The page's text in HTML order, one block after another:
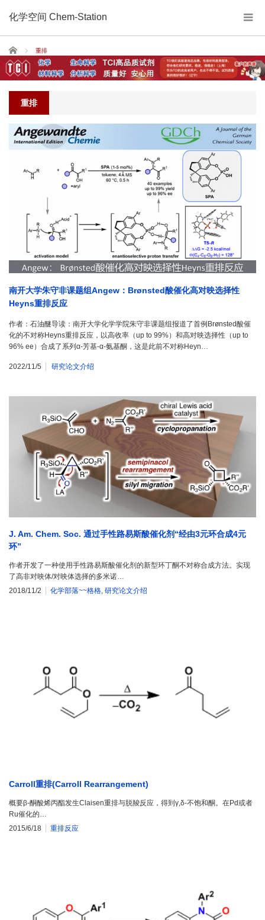
化学空间 Chem-Station
Home 重排
重排
南开大学朱守非课题组Angew：Brønsted酸催化高对映选择性
Heyns重排反应
作者：石油醚导读：南开大学化学学院朱守非课题组报道了首例Brønsted酸催
化的不对称Heyns重排反应，以高收率（up to 99%）和高对映选择性（up to
96% ee）合成了系列α-芳基-α-氨基酮，这是此前不对称Heyn…
2022/11/5 研究论文介绍
J. Am. Chem. Soc. 通过手性路易斯酸催化剂“经由3元环合成4元
环”
作者开发了一种使用手性路易斯酸催化剂的新型环丁酮不对称合成方法。实现
了高非对映体/对映体选择的多米诺…
2018/11/2
化学部落~~格格, 研究论文介绍
Carroll重排(Carroll Rearrangement)
概要β-酮酸烯丙酯发生Claisen重排与脱羧反应，得到γ,δ-不饱和酮。在Pd或者
Ru催化的…
2015/6/18
重排反应